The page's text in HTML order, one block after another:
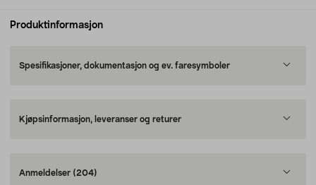
Produktinformasjon
Spesifikasjoner, dokumentasjon og ev. faresymboler
Kjøpsinformasjon, leveranser og returer
Anmeldelser (204)